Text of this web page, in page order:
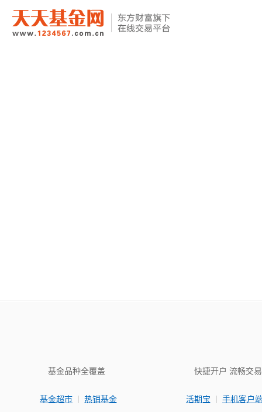
基金品种全覆盖
基金超市 | 热销基金
快捷开户 流畅交易
活期宝 | 手机客户